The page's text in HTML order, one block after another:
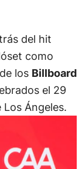
del hit
como
los Billboard
el 29
Ángeles.